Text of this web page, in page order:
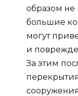
образом не
большие
могут
и
За этим